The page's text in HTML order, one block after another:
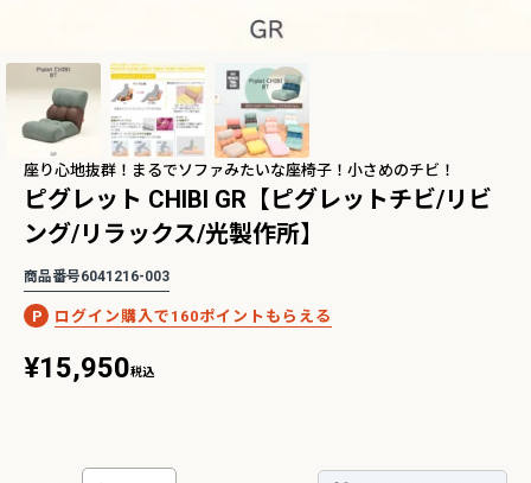
ームソファ
SN【リビン
/寝室/シェー
インク
レザーテックス カウチソフ
ァ マウルス2 プライム
PLT【在庫色/特注色】オッ
トマン分離型自由レイアウ
ト 幅218cm リラックスフ
ォーム ラグジュアリー 関家
具
¥139,800税込
セラー】バルバーニ・ワークス
【国産・高品質の書斎家具】小島工芸・ア
座り心地抜群！まるでソファみたいな座椅子！小さめのチビ！
ピグレット CHIBI GR【ピグレットチビ/リビ
ング/リラックス/光製作所】
商品番号6041216-003
160
¥15,950税込